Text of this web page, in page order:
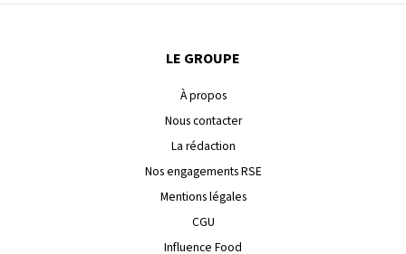
LE GROUPE
À propos
Nous contacter
La rédaction
Nos engagements RSE
Mentions légales
CGU
Influence Food